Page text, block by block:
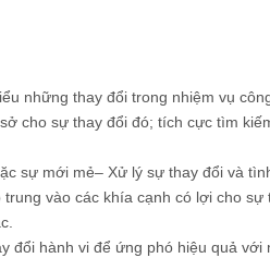
những thay đổi trong nhiệm vụ
cho sự thay đổi đó; tích cực tìm
sự mới mẻ– Xử lý sự thay đổi và
vào các khía cạnh có lợi cho sự
đổi hành vi để ứng phó hiệu quả với